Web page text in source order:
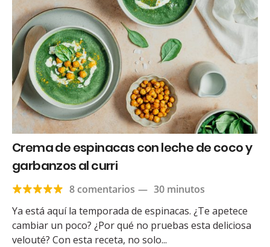
Crema de espinacas con leche de coco y
garbanzos al curri
8 comentarios — 30 minutos
Ya está aquí la temporada de espinacas. ¿Te apetece
cambiar un poco? ¿Por qué no pruebas esta deliciosa
velouté? Con esta receta, no solo...